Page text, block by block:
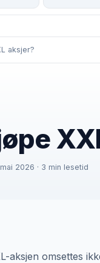
aksjer?
2026 · 3 min lesetid
aksjen omsettes